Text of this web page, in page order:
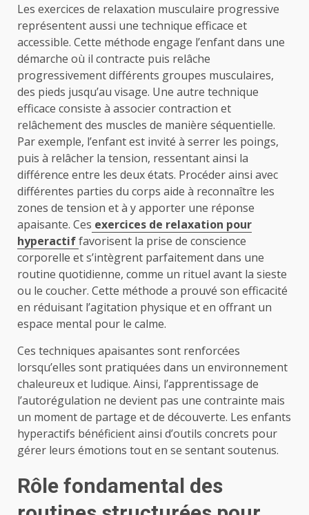
Les exercices de relaxation musculaire progressive
représentent aussi une technique efficace et
accessible. Cette méthode engage l’enfant dans une
démarche où il contracte puis relâche
progressivement différents groupes musculaires,
des pieds jusqu’au visage. Une autre technique
efficace consiste à associer contraction et
relâchement des muscles de manière séquentielle.
Par exemple, l’enfant est invité à serrer les poings,
puis à relâcher la tension, ressentant ainsi la
différence entre les deux états. Procéder ainsi avec
différentes parties du corps aide à reconnaître les
zones de tension et à y apporter une réponse
apaisante. Ces exercices de relaxation pour
hyperactiffavorisent la prise de conscience
corporelle et s’intègrent parfaitement dans une
routine quotidienne, comme un rituel avant la sieste
ou le coucher. Cette méthode a prouvé son efficacité
en réduisant l’agitation physique et en offrant un
espace mental pour le calme.
Ces techniques apaisantes sont renforcées
lorsqu’elles sont pratiquées dans un environnement
chaleureux et ludique. Ainsi, l’apprentissage de
l’autorégulation ne devient pas une contrainte mais
un moment de partage et de découverte. Les enfants
hyperactifs bénéficient ainsi d’outils concrets pour
gérer leurs émotions tout en se sentant soutenus.
Rôle fondamental des